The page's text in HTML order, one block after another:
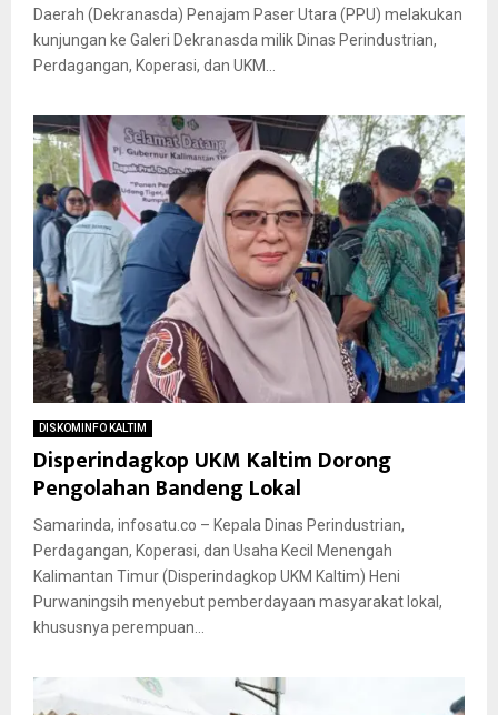
Daerah (Dekranasda) Penajam Paser Utara (PPU) melakukan
kunjungan ke Galeri Dekranasda milik Dinas Perindustrian,
Perdagangan, Koperasi, dan UKM...
DISKOMINFO KALTIM
Disperindagkop UKM Kaltim Dorong
Pengolahan Bandeng Lokal
Samarinda, infosatu.co – Kepala Dinas Perindustrian,
Perdagangan, Koperasi, dan Usaha Kecil Menengah
Kalimantan Timur (Disperindagkop UKM Kaltim) Heni
Purwaningsih menyebut pemberdayaan masyarakat lokal,
khususnya perempuan...